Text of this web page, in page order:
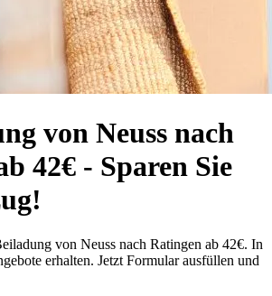
von Neuss nach
42€ - Sparen Sie
von Neuss nach Ratingen ab 42€. In
erhalten. Jetzt Formular ausfüllen und